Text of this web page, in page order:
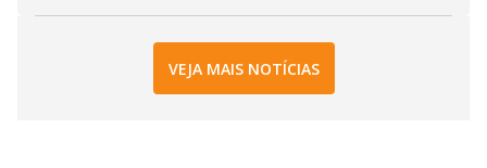
VEJA MAIS NOTÍCIAS